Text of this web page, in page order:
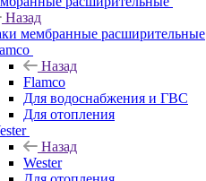
Комплектующие
Резьбозажимные соединения
Переходники для коллекторов
Концовки для труб
Заглушки для коллекторов
Назад
мембранные расширительные
Назад
Flamco
Для водоснабжения и ГВС
Для отопления
Назад
Wester